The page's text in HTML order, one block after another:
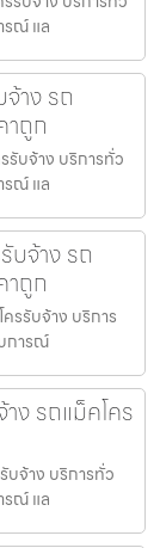
รณ์ แล
าง รถ
าถูก
รับจ้าง บริการทั่ว
รณ์ แล
บจ้าง รถ
าถูก
ครรับจ้าง บริการ
การณ์
ง รถแม็คโคร
บจ้าง บริการทั่ว
รณ์ แล